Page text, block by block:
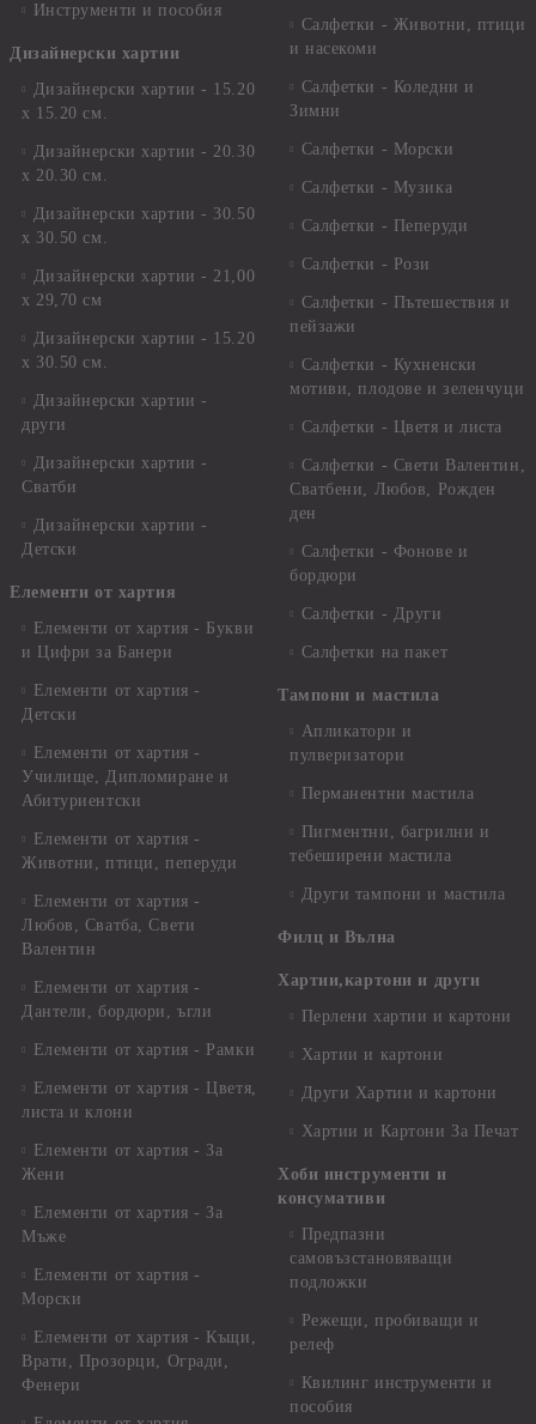
Инструменти и пособия
Дизайнерски хартии
Дизайнерски хартии - 15.20
х 15.20 см.
Дизайнерски хартии - 20.30
х 20.30 см.
Дизайнерски хартии - 30.50
х 30.50 см.
Дизайнерски хартии - 21,00
х 29,70 см
Дизайнерски хартии - 15.20
x 30.50 см.
Дизайнерски хартии -
други
Дизайнерски хартии -
Сватби
Дизайнерски хартии -
Детски
Елементи от хартия
Елементи от хартия - Букви
и Цифри за Банери
Елементи от хартия -
Детски
Елементи от хартия -
Училище, Дипломиране и
Абитуриентски
Елементи от хартия -
Животни, птици, пеперуди
Елементи от хартия -
Любов, Сватба, Свети
Валентин
Елементи от хартия -
Дантели, бордюри, ъгли
Елементи от хартия - Рамки
Елементи от хартия - Цветя,
листа и клони
Елементи от хартия - За
Жени
Елементи от хартия - За
Мъже
Елементи от хартия -
Морски
Елементи от хартия - Къщи,
Врати, Прозорци, Огради,
Фенери
Салфетки - Животни, птици
и насекоми
Салфетки - Коледни и
Зимни
Салфетки - Морски
Салфетки - Музика
Салфетки - Пеперуди
Салфетки - Рози
Салфетки - Пътешествия и
пейзажи
Салфетки - Кухненски
мотиви, плодове и зеленчуци
Салфетки - Цветя и листа
Салфетки - Свети Валентин,
Сватбени, Любов, Рожден
ден
Салфетки - Фонове и
бордюри
Салфетки - Други
Салфетки на пакет
Тампони и мастила
Апликатори и
пулверизатори
Перманентни мастила
Пигментни, багрилни и
тебеширени мастила
Други тампони и мастила
Филц и Вълна
Хартии,картони и други
Перлени хартии и картони
Хартии и картони
Други Хартии и картони
Хартии и Картони За Печат
Хоби инструменти и
консумативи
Предпазни
самовъзстановяващи
подложки
Режещи, пробиващи и
релеф
Квилинг инструменти и
пособия